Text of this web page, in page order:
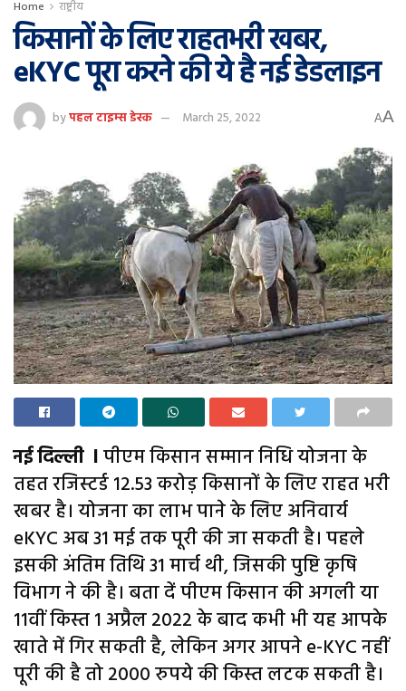
Home राष्ट्रीय
किसानों के लिए राहतभरी खबर,
eKYC पूरा करने की ये है नई डेडलाइन
byपहल टाइम्स डेस्क March 25, 2022 AA
नई दिल्ली lपीएम किसान सम्मान निधि योजना के
तहत रजिस्टर्ड 12.53 करोड़ किसानों के लिए राहत भरी
खबर है। योजना का लाभ पाने के लिए अनिवार्य
eKYC अब 31 मई तक पूरी की जा सकती है। पहले
इसकी अंतिम तिथि 31 मार्च थी, जिसकी पुष्टि कृषि
विभाग ने की है। बता दें पीएम किसान की अगली या
11वीं किस्त 1 अप्रैल 2022 के बाद कभी भी यह आपके
खाते में गिर सकती है, लेकिन अगर आपने e-KYC नहीं
पूरी की है तो 2000 रुपये की किस्त लटक सकती है।